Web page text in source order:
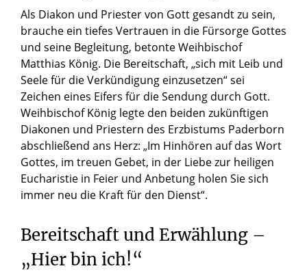
Als Diakon und Priester von Gott gesandt zu sein,
brauche ein tiefes Vertrauen in die Fürsorge Gottes
und seine Begleitung, betonte Weihbischof
Matthias König. Die Bereitschaft, „sich mit Leib und
Seele für die Verkündigung einzusetzen“ sei
Zeichen eines Eifers für die Sendung durch Gott.
Weihbischof König legte den beiden zukünftigen
Diakonen und Priestern des Erzbistums Paderborn
abschließend ans Herz: „Im Hinhören auf das Wort
Gottes, im treuen Gebet, in der Liebe zur heiligen
Eucharistie in Feier und Anbetung holen Sie sich
immer neu die Kraft für den Dienst“.
Bereitschaft und Erwählung –
„Hier bin ich!“